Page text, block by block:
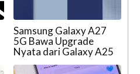
Samsung Galaxy A27
5G Bawa Upgrade
Nyata dari Galaxy A25